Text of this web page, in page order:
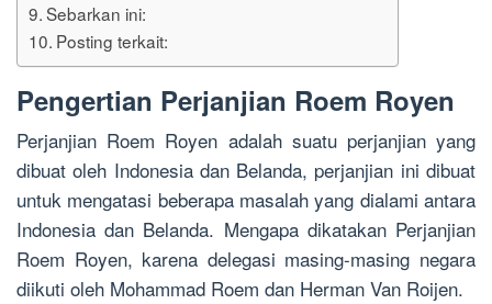
Sebarkan ini:
Posting terkait:
Pengertian Perjanjian Roem Royen
Perjanjian Roem Royen adalah suatu perjanjian yang
dibuat oleh Indonesia dan Belanda, perjanjian ini dibuat
untuk mengatasi beberapa masalah yang dialami antara
Indonesia dan Belanda. Mengapa dikatakan Perjanjian
Roem Royen, karena delegasi masing-masing negara
diikuti oleh Mohammad Roem dan Herman Van Roijen.